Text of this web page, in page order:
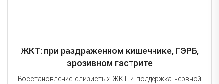
ЖКТ: при раздраженном кишечнике, ГЭРБ,
эрозивном гастрите
Восстановление слизистых ЖКТ и поддержка нервной